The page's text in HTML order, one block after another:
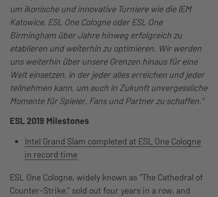
um ikonische und innovative Turniere wie die IEM
Katowice, ESL One Cologne oder ESL One
Birmingham über Jahre hinweg erfolgreich zu
etablieren und weiterhin zu optimieren. Wir werden
uns weiterhin über unsere Grenzen hinaus für eine
Welt einsetzen, in der jeder alles erreichen und jeder
teilnehmen kann, um auch in Zukunft unvergessliche
Momente für Spieler, Fans und Partner zu schaffen.”
ESL 2019 Milestones
Intel Grand Slam completed at ESL One Cologne
in record time
ESL One Cologne, widely known as “The Cathedral of
Counter-Strike,” sold out four years in a row, and